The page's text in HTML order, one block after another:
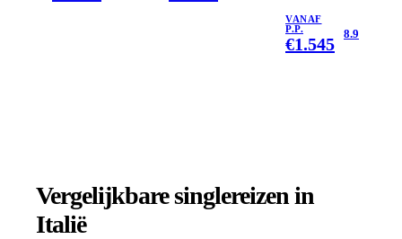
VANAF
P.P.
€1.545 8.9
Vergelijkbare singlereizen in
Italië